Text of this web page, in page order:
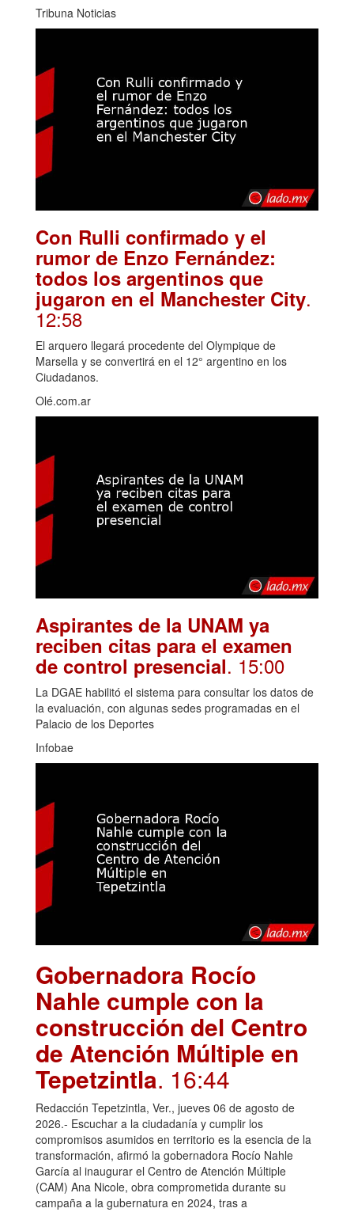
Tribuna Noticias
Con Rulli confirmado y el
rumor de Enzo Fernández:
todos los argentinos que
jugaron en el Manchester City.
12:58
El arquero llegará procedente del Olympique de
Marsella y se convertirá en el 12° argentino en los
Ciudadanos.
Olé.com.ar
Aspirantes de la UNAM ya
reciben citas para el examen
de control presencial. 15:00
La DGAE habilitó el sistema para consultar los datos de
la evaluación, con algunas sedes programadas en el
Palacio de los Deportes
Infobae
Gobernadora Rocío
Nahle cumple con la
construcción del Centro
de Atención Múltiple en
Tepetzintla. 16:44
Redacción Tepetzintla, Ver., jueves 06 de agosto de
2026.- Escuchar a la ciudadanía y cumplir los
compromisos asumidos en territorio es la esencia de la
transformación, afirmó la gobernadora Rocío Nahle
García al inaugurar el Centro de Atención Múltiple
(CAM) Ana Nicole, obra comprometida durante su
campaña a la gubernatura en 2024, tras a